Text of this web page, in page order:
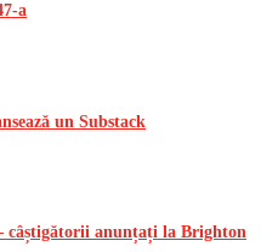
a
un Substack
câștigătorii anunțați la Brighton